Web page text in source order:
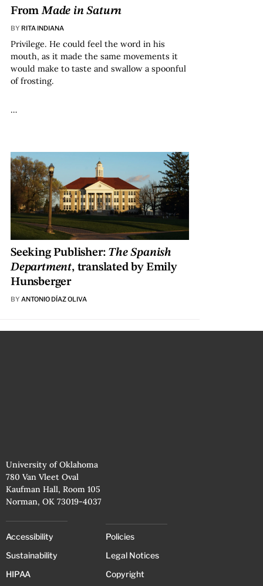
FromMade in Saturn
BY RITA INDIANA
Privilege. He could feel the word in his
mouth, as it made the same movements it
would make to taste and swallow a spoonful
of frosting.
…
Seeking Publisher: The Spanish
Department, translated by Emily
Hunsberger
BY ANTONIO DÍAZ OLIVA
University of Oklahoma
780 Van Vleet Oval
Kaufman Hall, Room 105
Norman, OK 73019-4037
Accessibility
Sustainability
HIPAA
Policies
Legal Notices
Copyright